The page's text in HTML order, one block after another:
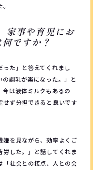
家事や育児にお
ですか？
た」と答えてくれまし
調乳が楽になった。」と
今は液体ミルクもあるの
せず分担できると良いです
嫌を見ながら、効率よくご
労した。」と話してくれま
「社会との接点、人との会